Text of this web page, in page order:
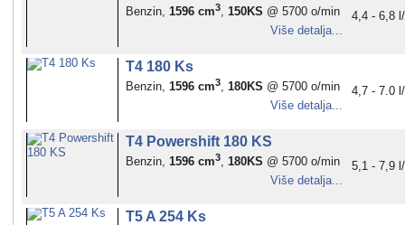
Benzin, 1596 cm3, 150KS @ 5700 o/min
Više detalja...
4,4 - 6,8
T4 180 Ks
Benzin, 1596 cm3, 180KS @ 5700 o/min
Više detalja...
4,7 - 7.0
T4 Powershift 180 KS
Benzin, 1596 cm3, 180KS @ 5700 o/min
Više detalja...
5,1 - 7,9
T5 A 254 Ks